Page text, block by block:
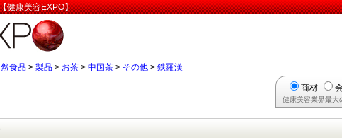
健康美容EXPO】
食品 > 製品 > お茶 > 中国茶 > その他 > 鉄羅漢
商材
健康美容業界最大